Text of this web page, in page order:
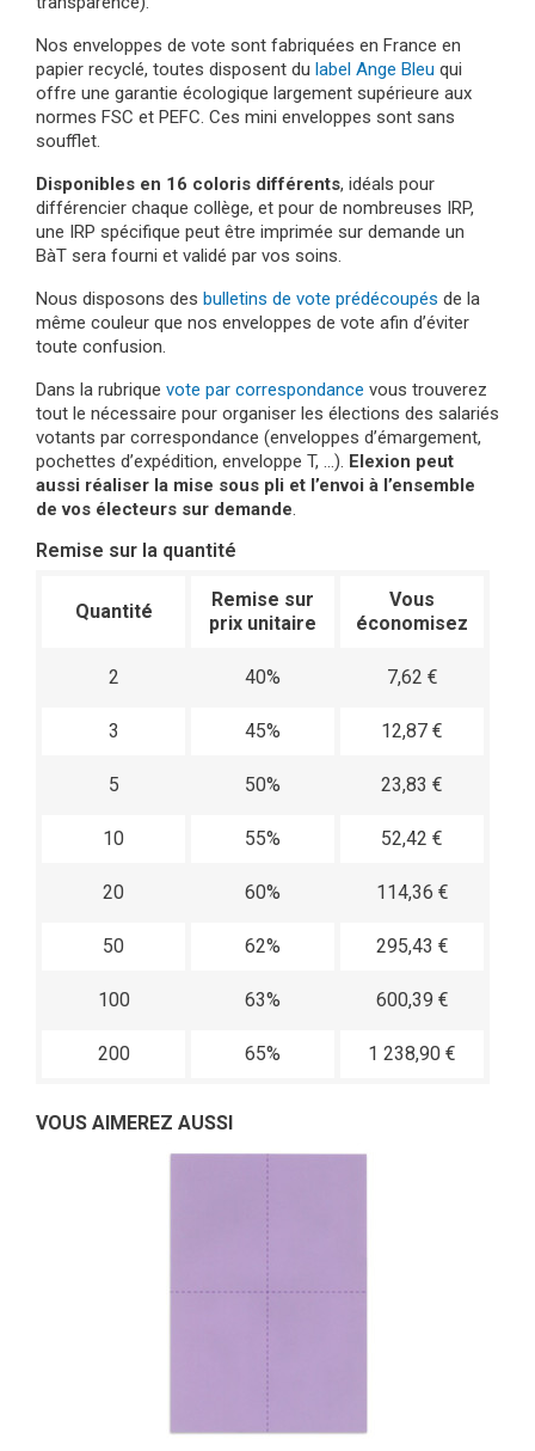
Nos enveloppes de vote sont fabriquées en France en
papier recyclé, toutes disposent du label Ange Bleu qui
offre une garantie écologique largement supérieure aux
normes FSC et PEFC. Ces mini enveloppes sont sans
soufflet.
Disponibles en 16 coloris différents, idéals pour
différencier chaque collège, et pour de nombreuses IRP,
une IRP spécifique peut être imprimée sur demande un
BàT sera fourni et validé par vos soins.
Nous disposons des bulletins de vote prédécoupés de la
même couleur que nos enveloppes de vote afin d’éviter
toute confusion.
Dans la rubrique vote par correspondance vous trouverez
tout le nécessaire pour organiser les élections des salariés
votants par correspondance (enveloppes d’émargement,
pochettes d’expédition, enveloppe T, …). Elexion peut
aussi réaliser la mise sous pli et l’envoi à l’ensemble
de vos électeurs sur demande.
Remise sur la quantité
Quantité
Remise sur
prix unitaire
Vous
économisez
2 40% 7,62 €
3 45% 12,87 €
5 50% 23,83 €
10 55% 52,42 €
20 60% 114,36 €
50 62% 295,43 €
100 63% 600,39 €
200 65% 1 238,90 €
VOUS AIMEREZ AUSSI